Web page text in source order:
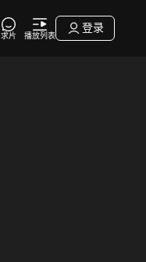
求片 播放列表
登录